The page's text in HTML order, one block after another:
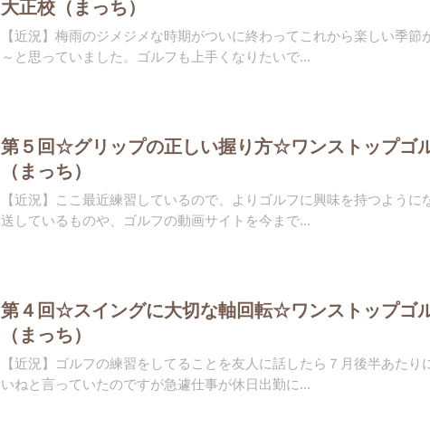
大正校（まっち）
【近況】梅雨のジメジメな時期がついに終わってこれから楽しい季節
～と思っていました。ゴルフも上手くなりたいで...
第５回☆グリップの正しい握り方☆ワンストップゴ
（まっち）
【近況】ここ最近練習しているので、よりゴルフに興味を持つように
送しているものや、ゴルフの動画サイトを今まで...
第４回☆スイングに大切な軸回転☆ワンストップゴ
（まっち）
【近況】ゴルフの練習をしてることを友人に話したら７月後半あたり
いねと言っていたのですが急遽仕事が休日出勤に...